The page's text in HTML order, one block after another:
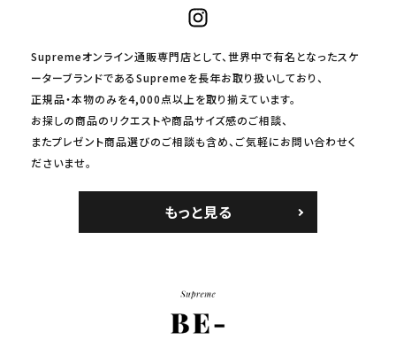
Supremeオンライン通販専門店として、世界中で有名となったスケ
ーターブランドであるSupremeを長年お取り扱いしており、
正規品・本物のみを4,000点以上を取り揃えています。
お探しの商品のリクエストや商品サイズ感のご相談、
またプレゼント商品選びのご相談も含め、ご気軽にお問い合わせく
ださいませ。
もっと見る